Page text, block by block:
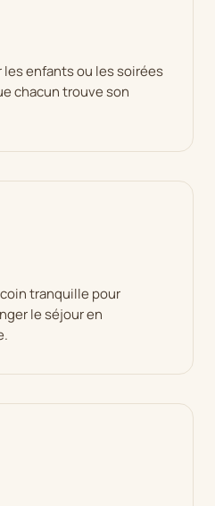
les enfants ou les soirées
chacun trouve son
tranquille pour
le séjour en